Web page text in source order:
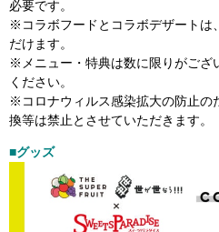
必要です。
※コラボフードとコラボデザートは
だけます。
※メニュー・特典は数に限りがござ
ください。
※コロナウィルス感染拡大の防止の
換等は禁止とさせていただきます。
■グッズ